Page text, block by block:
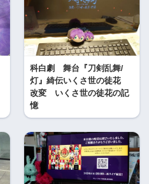
科白劇 舞台『刀剣乱舞/
灯』綺伝いくさ世の徒花
改変 いくさ世の徒花の記
憶